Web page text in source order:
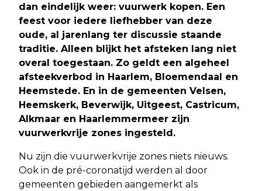
dan eindelijk weer: vuurwerk kopen. Een
feest voor iedere liefhebber van deze
oude, al jarenlang ter discussie staande
traditie. Alleen blijkt het afsteken lang niet
overal toegestaan. Zo geldt een algeheel
afsteekverbod in Haarlem, Bloemendaal en
Heemstede. En in de gemeenten Velsen,
Heemskerk, Beverwijk, Uitgeest, Castricum,
Alkmaar en Haarlemmermeer zijn
vuurwerkvrije zones ingesteld.
Nu zijn die vuurwerkvrije zones niets nieuws.
Ook in de pré-coronatijd werden al door
gemeenten gebieden aangemerkt als